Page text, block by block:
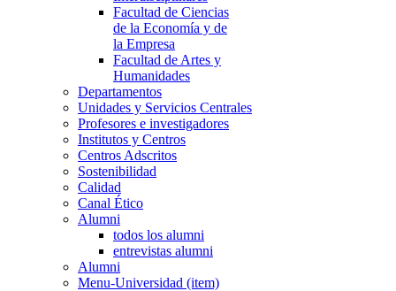
Facultad de Ciencias
de la Economía y de
la Empresa
Facultad de Artes y
Humanidades
Departamentos
Unidades y Servicios Centrales
Profesores e investigadores
Institutos y Centros
Centros Adscritos
Sostenibilidad
Calidad
Canal Ético
Alumni
todos los alumni
entrevistas alumni
Alumni
Menu-Universidad (item)